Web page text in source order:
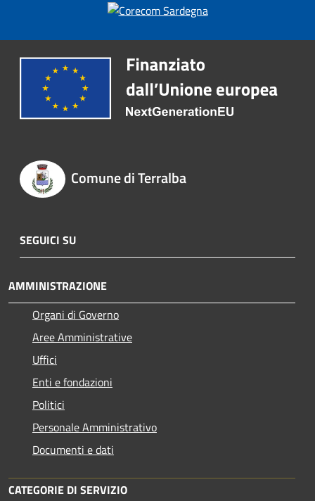
Comune di Terralba
SEGUICI SU
AMMINISTRAZIONE
Organi di Governo
Aree Amministrative
Uffici
Enti e fondazioni
Politici
Personale Amministrativo
Documenti e dati
CATEGORIE DI SERVIZIO